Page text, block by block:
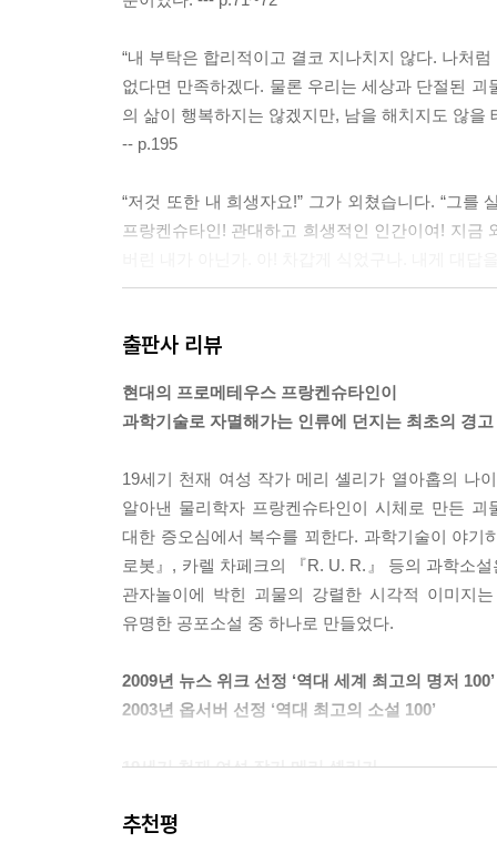
“내 부탁은 합리적이고 결코 지나치지 않다. 나처
없다면 만족하겠다. 물론 우리는 세상과 단절된
의 삶이 행복하지는 않겠지만, 남을 해치지도 않
-- p.195
“저것 또한 내 희생자요!” 그가 외쳤습니다. “그
프랑켄슈타인! 관대하고 희생적인 인간이여! 지
출판사 리뷰
현대의 프로메테우스 프랑켄슈타인이
과학기술로 자멸해가는 인류에 던지는 최초의 경고
19세기 천재 여성 작가 메리 셸리가 열아홉의 나
알아낸 물리학자 프랑켄슈타인이 시체로 만든
대한 증오심에서 복수를 꾀한다. 과학기술이 야
로봇』, 카렐 차페크의 『R. U. R.』 등의 과학소
관자놀이에 박힌 괴물의 강렬한 시각적 이미지
유명한 공포소설 중 하나로 만들었다.
2009년 뉴스 위크 선정 ‘역대 세계 최고의 명저 100’
2003년 옵서버 선정 ‘역대 최고의 소설 100’
19세기 천재 여성 작가 메리 셸리가
추천평